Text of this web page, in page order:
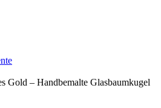
Gold – Handbemalte Glasbaumkugel